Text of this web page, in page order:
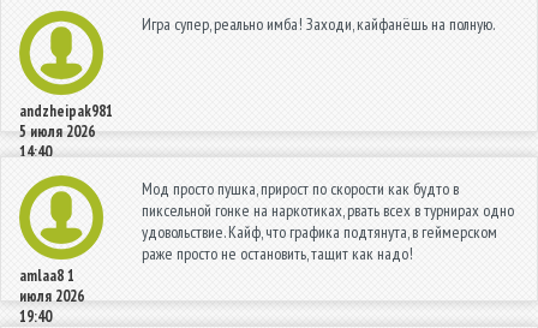
andzheipak981
5 июля 2026
14:40
Игра супер, реально имба! Заходи, кайфанёшь на полную.
amlaa81
июля 2026
19:40
Мод просто пушка, прирост по скорости как будто в
пиксельной гонке на наркотиках, рвать всех в турнирах одно
удовольствие. Кайф, что графика подтянута, в геймерском
раже просто не остановить, тащит как надо!